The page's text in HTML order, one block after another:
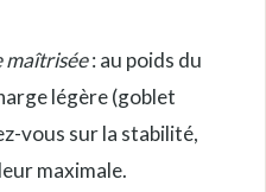
maîtrisée: au poids du
légère (goblet
vous sur la stabilité,
maximale.